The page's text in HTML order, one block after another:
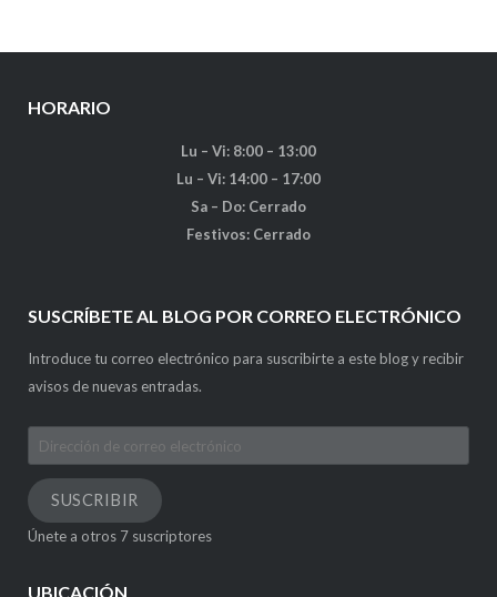
HORARIO
Lu – Vi: 8:00 – 13:00
Lu – Vi: 14:00 – 17:00
Sa – Do: Cerrado
Festivos: Cerrado
SUSCRÍBETE AL BLOG POR CORREO ELECTRÓNICO
Introduce tu correo electrónico para suscribirte a este blog y recibir
avisos de nuevas entradas.
Dirección
de
correo
electrónico
SUSCRIBIR
Únete a otros 7 suscriptores
UBICACIÓN